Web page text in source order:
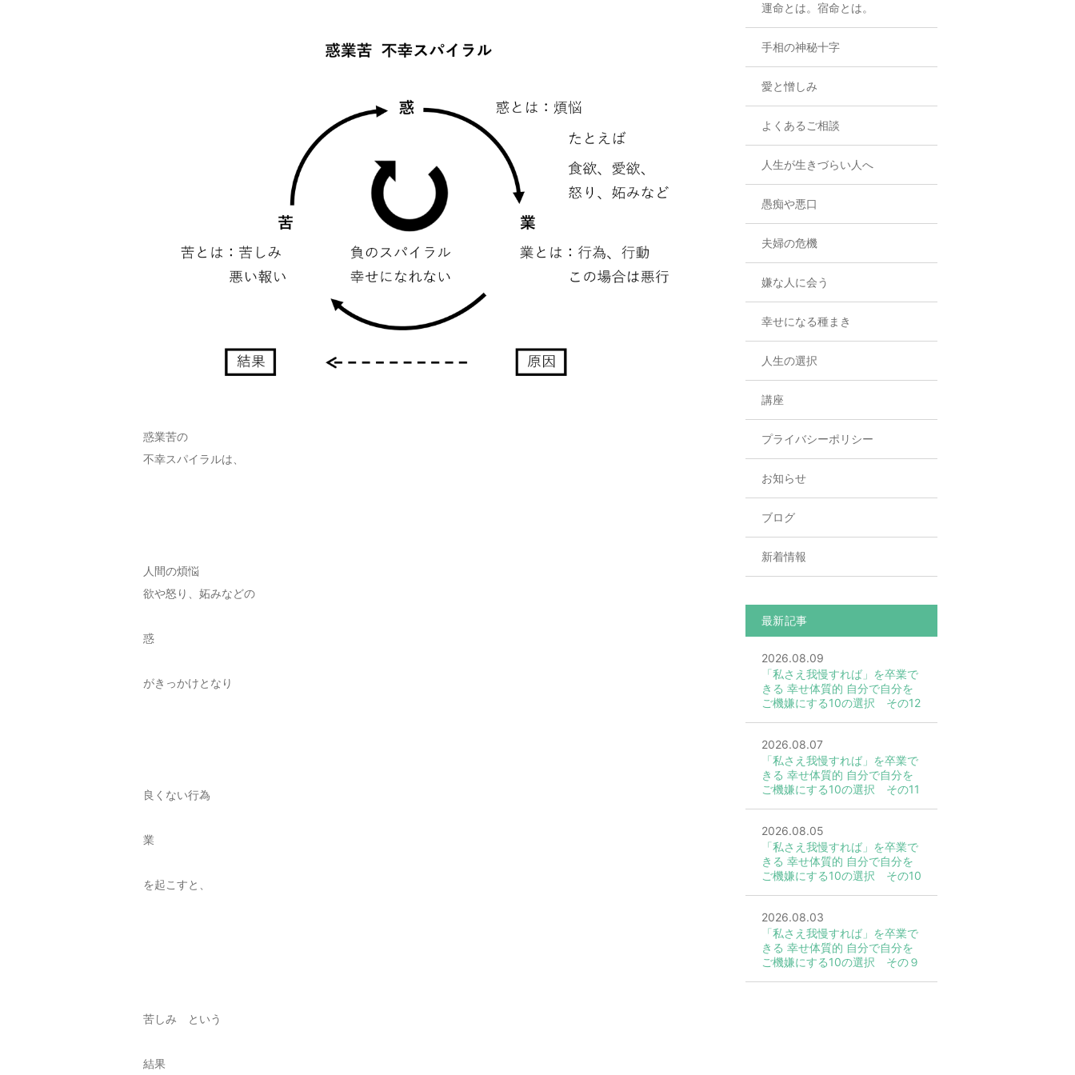
惑業苦の
不幸スパイラルは、
人間の煩悩
欲や怒り、妬みなどの
惑
がきっかけとなり
良くない行為
業
を起こすと、
苦しみ という
結果
運命とは。宿命とは。
手相の神秘十字
愛と憎しみ
よくあるご相談
人生が生きづらい人へ
愚痴や悪口
夫婦の危機
嫌な人に会う
幸せになる種まき
人生の選択
講座
プライバシーポリシー
お知らせ
ブログ
新着情報
最新記事
2026.08.09
「私さえ我慢すれば」を卒業で
きる 幸せ体質的 自分で自分を
ご機嫌にする10の選択 その12
2026.08.07
「私さえ我慢すれば」を卒業で
きる 幸せ体質的 自分で自分を
ご機嫌にする10の選択 その11
2026.08.05
「私さえ我慢すれば」を卒業で
きる 幸せ体質的 自分で自分を
ご機嫌にする10の選択 その10
2026.08.03
「私さえ我慢すれば」を卒業で
きる 幸せ体質的 自分で自分を
ご機嫌にする10の選択 その９